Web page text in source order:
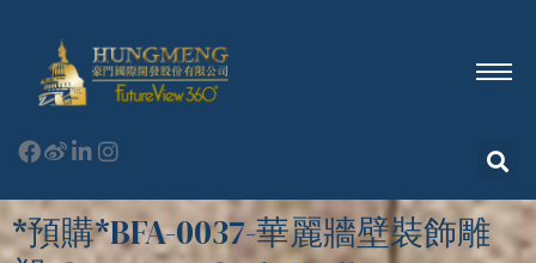
*預購*BFA-0037-華麗牆壁裝飾雕